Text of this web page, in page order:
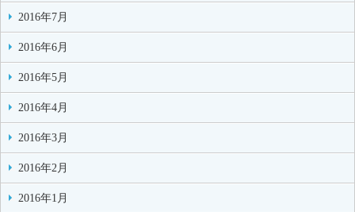
2016年7月
2016年6月
2016年5月
2016年4月
2016年3月
2016年2月
2016年1月